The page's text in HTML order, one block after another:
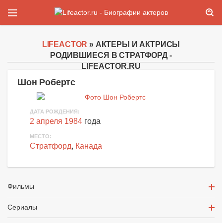
LIFEACTOR » АКТЕРЫ И АКТРИСЫ
РОДИВШИЕСЯ В СТРАТФОРД -
LIFEACTOR.RU
Шон Робертс
ДАТА РОЖДЕНИЯ:
2 апреля 1984 года
МЕСТО:
Стратфорд, Канада
Фильмы
Сериалы